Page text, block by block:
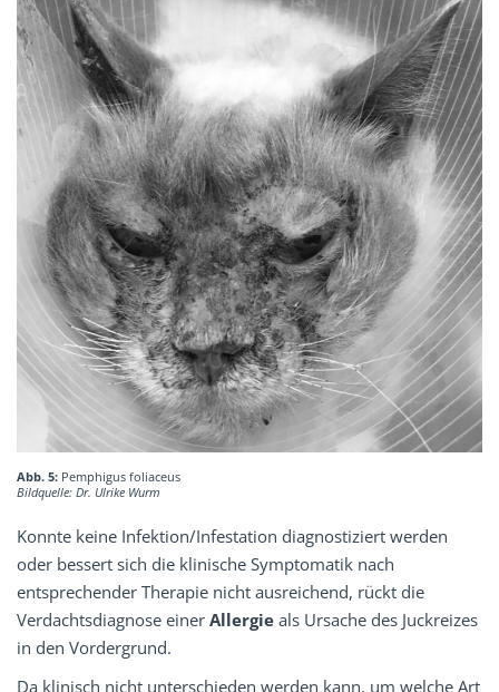
Abb. 5: Pemphigus foliaceus
Bildquelle: Dr. Ulrike Wurm
Konnte keine Infektion/Infestation diagnostiziert werden
oder bessert sich die klinische Symptomatik nach
entsprechender Therapie nicht ausreichend, rückt die
Verdachtsdiagnose einer Allergie als Ursache des Juckreizes
in den Vordergrund.
Da klinisch nicht unterschieden werden kann, um welche Art